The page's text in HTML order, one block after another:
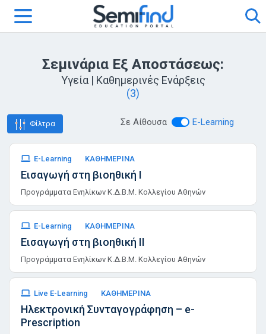
Σεμινάρια Εξ Αποστάσεως:
Υγεία | Καθημερινές Ενάρξεις
(3)
Φίλτρα Σε Αίθουσα E-Learning
E-Learning ΚΑΘΗΜΕΡΙΝΑ
Εισαγωγή στη βιοηθική Ι
Προγράμματα Ενηλίκων Κ.Δ.Β.Μ. Κολλεγίου Αθηνών
E-Learning ΚΑΘΗΜΕΡΙΝΑ
Εισαγωγή στη βιοηθική ΙΙ
Προγράμματα Ενηλίκων Κ.Δ.Β.Μ. Κολλεγίου Αθηνών
Live E-Learning ΚΑΘΗΜΕΡΙΝΑ
Ηλεκτρονική Συνταγογράφηση – e-
Prescription